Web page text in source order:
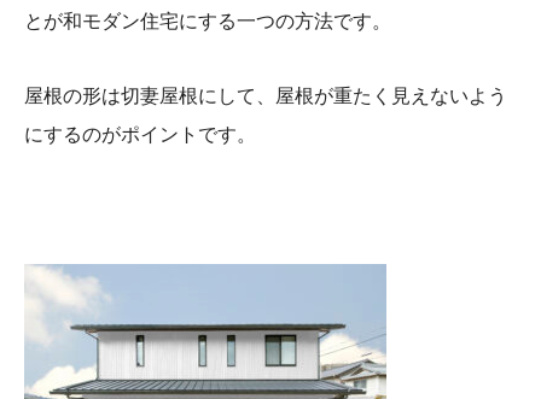
とが和モダン住宅にする一つの方法です。
屋根の形は切妻屋根にして、屋根が重たく見えないよう
にするのがポイントです。